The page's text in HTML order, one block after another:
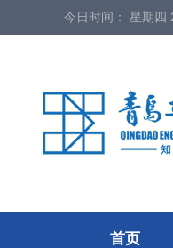
今日时间： 星期四
首页